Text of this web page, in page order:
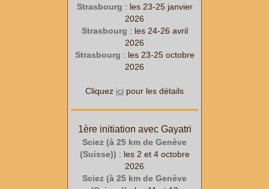
Strasbourg : les 23-25 janvier
2026
Strasbourg : les 24-26 avril
2026
Strasbourg : les 23-25 octobre
2026
Cliquez ici pour les détails
1ère initiation avec Gayatri
Sciez (à 25 km de Genève
(Suisse)) : les 2 et 4 octobre
2026
Sciez (à 25 km de Genève